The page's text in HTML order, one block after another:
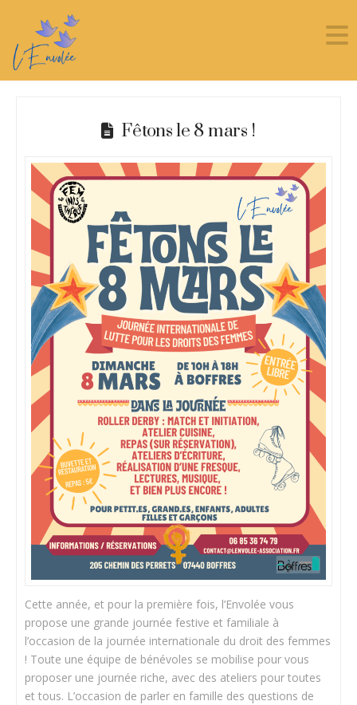
Fêtons le 8 mars !
Cette année, et pour la première fois, l’Envolée vous
propose une grande journée festive et familiale à
l’occasion de la journée internationale du droit des femmes
! Toute une équipe de bénévoles se mobilise pour vous
proposer une journée riche, avec des ateliers pour toutes
et tous. L’occasion de parler en famille des questions de